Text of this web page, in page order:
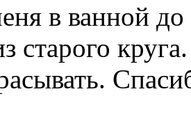
в ванной
старого